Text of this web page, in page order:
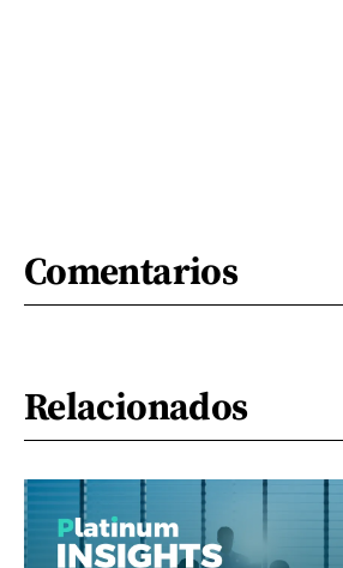
Comentarios
Relacionados